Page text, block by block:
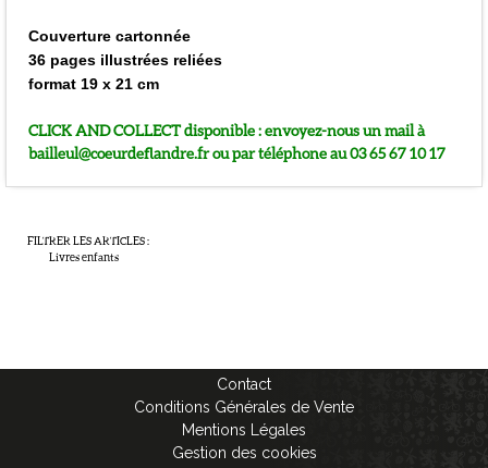
Couverture cartonnée
36 pages illustrées reliées
format 19 x 21 cm
CLICK AND COLLECT disponible : envoyez-nous un mail à
bailleul@coeurdeflandre.fr ou par téléphone au 03 65 67 10 17
FILTRER LES ARTICLES:
Livres enfants
Contact
Conditions Générales de Vente
Mentions Légales
Gestion des cookies